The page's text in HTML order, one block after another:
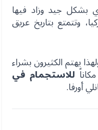
بشكل جيد وزاد فيها
وتتمتع بتاريخ عريق
يهتم الكثيرون بشراء
للاستجمام في
أورفا.